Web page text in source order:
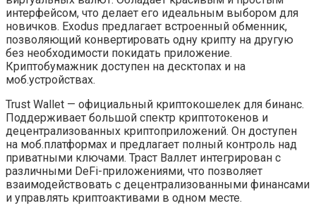
интерфейсом, что делает его идеальным выбором для
новичков. Exodus предлагает встроенный обменник,
позволяющий конвертировать одну крипту на другую
без необходимости покидать приложение.
Криптобумажник доступен на десктопах и на
моб.устройствах.
Trust Wallet — официальный криптокошелек для бинанс.
Поддерживает большой спектр криптотокенов и
децентрализованных криптоприложений. Он доступен
на моб.платформах и предлагает полный контроль над
приватными ключами. Траст Валлет интегрирован с
различными DeFi-приложениями, что позволяет
взаимодействовать с децентрализованными финансами
и управлять криптоактивами в одном месте.